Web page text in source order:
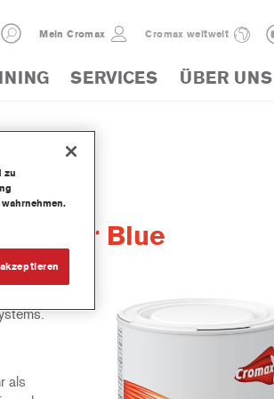
Mein Cromax Cromax weltweit
SERVICES ÜBER UNS
Color Blue
als
zu